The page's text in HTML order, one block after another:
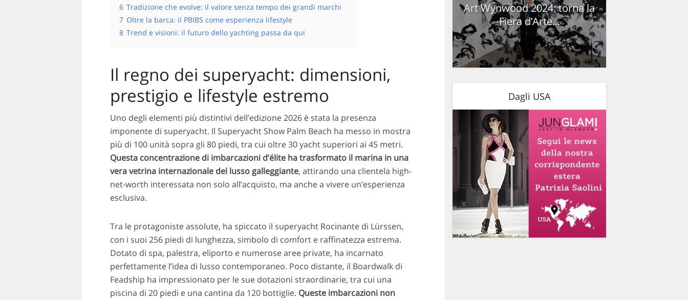
6 Tradizione che evolve: il valore senza tempo dei grandi marchi
7 Oltre la barca: il PBIBS come esperienza lifestyle
8 Trend e visioni: il futuro dello yachting passa da qui
Il regno dei superyacht: dimensioni,
prestigio e lifestyle estremo
Uno degli elementi più distintivi dell’edizione 2026 è stata la presenza
imponente di superyacht. Il Superyacht Show Palm Beach ha messo in mostra
più di 100 unità sopra gli 80 piedi, tra cui oltre 30 yacht superiori ai 45 metri.
Questa concentrazione di imbarcazioni d’élite ha trasformato il marina in una
vera vetrina internazionale del lusso galleggiante, attirando una clientela high-
net-worth interessata non solo all’acquisto, ma anche a vivere un’esperienza
esclusiva.
Tra le protagoniste assolute, ha spiccato il superyacht Rocinante di Lürssen,
con i suoi 256 piedi di lunghezza, simbolo di comfort e raffinatezza estrema.
Dotato di spa, palestra, eliporto e numerose aree private, ha incarnato
perfettamente l’idea di lusso contemporaneo. Poco distante, il Boardwalk di
Feadship ha impressionato per le sue dotazioni straordinarie, tra cui una
piscina di 20 piedi e una cantina da 120 bottiglie. Queste imbarcazioni non
Art Wynwood 2024: torna la
Fiera d’Arte...
Dagli USA